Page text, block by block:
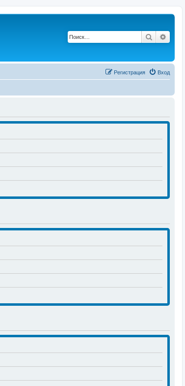
Поиск
Вход
Регистрация